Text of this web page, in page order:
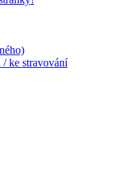
ke stravování